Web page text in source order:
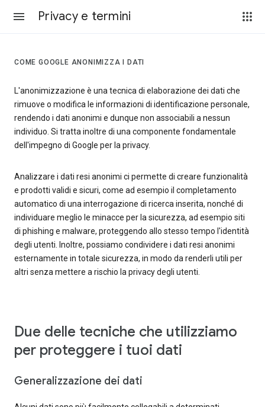
Privacy e termini
COME GOOGLE ANONIMIZZA I DATI
L'anonimizzazione è una tecnica di elaborazione dei dati che
rimuove o modifica le informazioni di identificazione personale,
rendendo i dati anonimi e dunque non associabili a nessun
individuo. Si tratta inoltre di una componente fondamentale
dell'impegno di Google per la privacy.
Analizzare i dati resi anonimi ci permette di creare funzionalità
e prodotti validi e sicuri, come ad esempio il completamento
automatico di una interrogazione di ricerca inserita, nonché di
individuare meglio le minacce per la sicurezza, ad esempio siti
di phishing e malware, proteggendo allo stesso tempo l'identità
degli utenti. Inoltre, possiamo condividere i dati resi anonimi
esternamente in totale sicurezza, in modo da renderli utili per
altri senza mettere a rischio la privacy degli utenti.
Due delle tecniche che utilizziamo
per proteggere i tuoi dati
Generalizzazione dei dati